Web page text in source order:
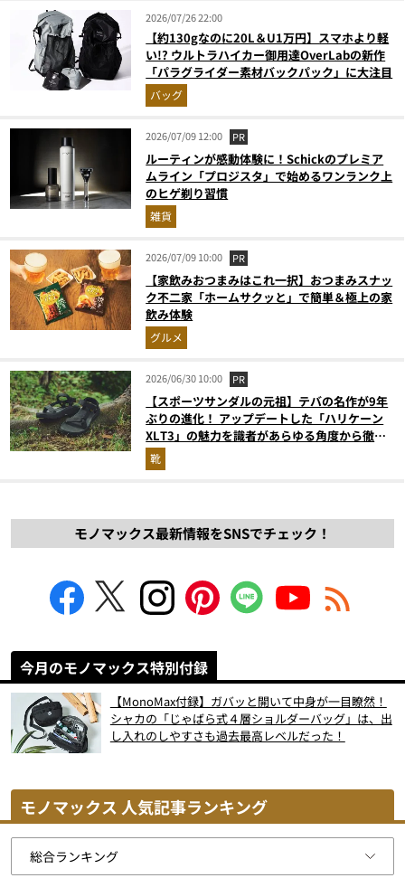
2026/07/26 22:00
【約130gなのに20L＆U1万円】スマホより軽
い!? ウルトラハイカー御用達OverLabの新作
「パラグライダー素材バックパック」に大注目
バッグ
2026/07/09 12:00 PR
ルーティンが感動体験に！Schickのプレミア
ムライン「プロジスタ」で始めるワンランク上
のヒゲ剃り習慣
雑貨
2026/07/09 10:00 PR
【家飲みおつまみはこれ一択】おつまみスナッ
ク不二家「ホームサクッと」で簡単＆極上の家
飲み体験
グルメ
2026/06/30 10:00 PR
【スポーツサンダルの元祖】テバの名作が9年
ぶりの進化！ アップデートした「ハリケーン
XLT3」の魅力を識者があらゆる角度から徹底
解説！
靴
モノマックス最新情報をSNSでチェック！
今月のモノマックス特別付録
【MonoMax付録】ガバッと開いて中身が一目瞭然！
シャカの「じゃばら式４層ショルダーバッグ」は、出
し入れのしやすさも過去最高レベルだった！
モノマックス 人気記事ランキング